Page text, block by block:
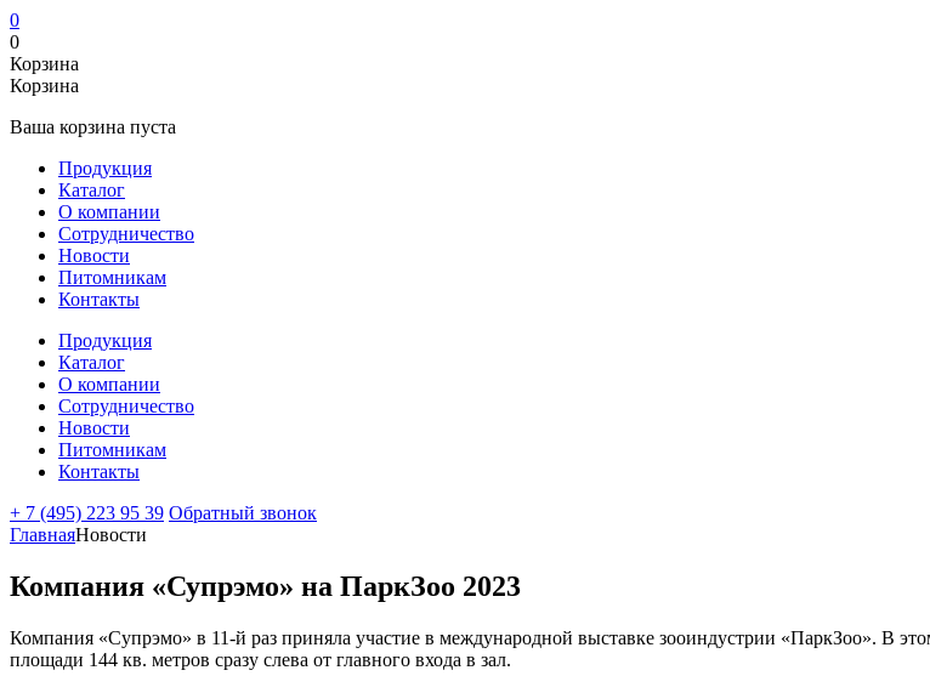
0
0
Корзина
Корзина
Ваша корзина пуста
Продукция
Каталог
О компании
Сотрудничество
Новости
Питомникам
Контакты
Продукция
Каталог
О компании
Сотрудничество
Новости
Питомникам
Контакты
+ 7 (495) 223 95 39 Обратный звонок
ГлавнаяНовости
Компания «Супрэмо» на ПаркЗоо 2023
Компания «Супрэмо» в 11-й раз приняла участие в международной выставке зооиндустрии «ПаркЗоо». В
площади 144 кв. метров сразу слева от главного входа в зал.